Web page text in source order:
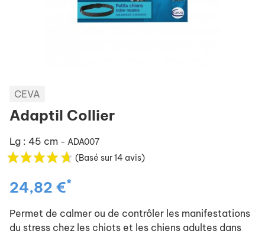
CEVA
Adaptil Collier
Lg : 45 cm - ADA007
(Basé sur 14 avis)
24,82 €*
Permet de calmer ou de contrôler les manifestations
du stress chez les chiots et les chiens adultes dans